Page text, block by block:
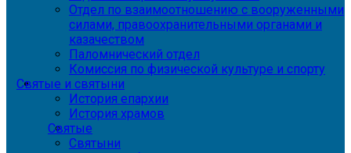
Отдел по взаимоотношению с вооруженными
силами, правоохранительными органами и
казачеством
Паломнический отдел
Комиссия по физической культуре и спорту
Святые и святыни
История епархии
История храмов
Святые
Святыни